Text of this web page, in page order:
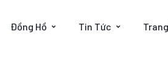
Đồng Hồ Tin Tức